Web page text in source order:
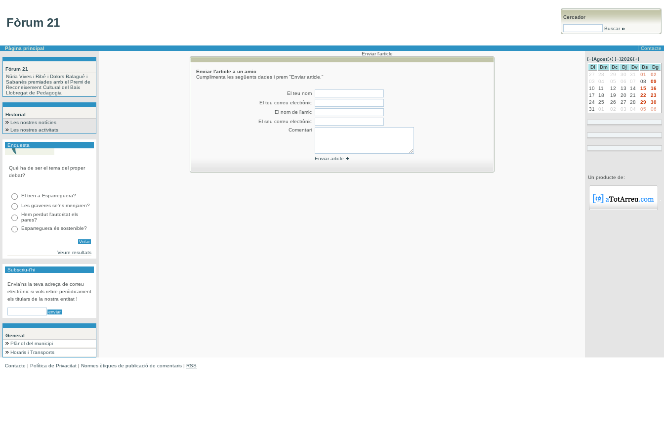
Fòrum 21 Cercador
Buscar
Pàgina principal Contacte
Fòrum 21
Núria Vives i Ribé i Dolors Balagué i
Sabanés premiades amb el Premi de
Reconeixement Cultural del Baix
Llobregat de Pedagogia
Historial
Les nostres notícies
Les nostres activitats
Enquesta
Què ha de ser el tema del proper
debat?
El tren a Esparreguera?
Les graveres se'ns menjaren?
Hem perdut l'autoritat els
pares?
Esparreguera és sostenible?
Veure resultats
Subscriu-t'hi
Envia'ns la teva adreça de correu
electrònic si vols rebre periòdicament
els titulars de la nostra entitat !
General
Plànol del municipi
Horaris i Transports
Enviar l'article
Enviar l'article a un amic
Cumplimenta les següents dades i prem "Enviar article."
El teu nom
El teu correu electrònic
El nom de l'amic
El seu correu electrònic
Comentari
Enviar article
Agost
2026
Dl
Dm Dc Dj Dv Ds
Dg
27
28 29 30 31 01
02
03
04 05 06 07 08
09
10
11 12 13 14 15
16
17
18 19 20 21 22
23
24
25 26 27 28 29
30
31
01 02 03 04 05 06
Un producte de:
Contacte | Política de Privacitat | Normes ètiques de publicació de comentaris | RSS